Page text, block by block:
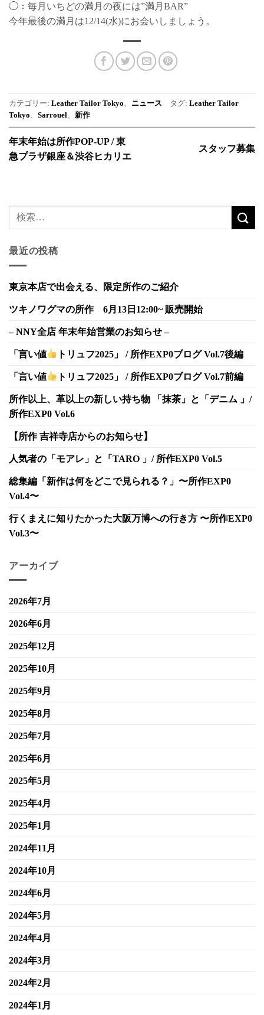
◯：毎月いちどの満月の夜には”満月BAR”
今年最後の満月は12/14(水)にお会いしましょう。
カテゴリー: Leather Tailor Tokyo、 ニュース タグ: Leather Tailor
Tokyo、 Sarrouel、 新作
年末年始は所作POP-UP / 東
急プラザ銀座＆渋谷ヒカリエ
スタッフ募集
最近の投稿
東京本店で出会える、限定所作のご紹介
ツキノワグマの所作 6月13日12:00~ 販売開始
– NNY全店 年末年始営業のお知らせ –
「言い値 トリュフ2025」 / 所作EXP0ブログ Vol.7後編
「言い値 トリュフ2025」 / 所作EXP0ブログ Vol.7前編
所作以上、革以上の新しい持ち物 「抹茶」と「デニム 」/
所作EXP0 Vol.6
【所作 吉祥寺店からのお知らせ】
人気者の「モアレ」と「TARO 」/ 所作EXP0 Vol.5
総集編「新作は何をどこで見られる？」〜所作EXP0
Vol.4〜
行くまえに知りたかった大阪万博への行き方 〜所作EXP0
Vol.3〜
アーカイブ
2026年7月
2026年6月
2025年12月
2025年10月
2025年9月
2025年8月
2025年7月
2025年6月
2025年5月
2025年4月
2025年1月
2024年11月
2024年10月
2024年6月
2024年5月
2024年4月
2024年3月
2024年2月
2024年1月